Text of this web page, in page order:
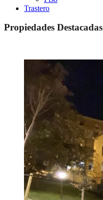
Trastero
Propiedades Destacadas